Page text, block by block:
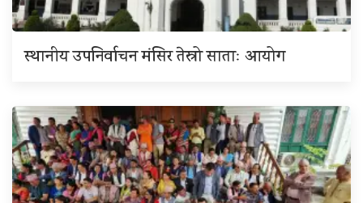
स्थानीय उपनिर्वाचन मंसिर तेस्रो साताः आयोग